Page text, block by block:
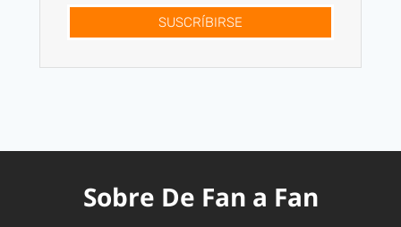
SUSCRÍBIRSE
Sobre De Fan a Fan